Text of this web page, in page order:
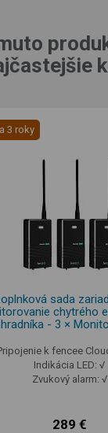
3 roky
sada
chytrého
- 3 ×
k fencee
Indikácia LED: √
Zvukový alarm: √
289 €